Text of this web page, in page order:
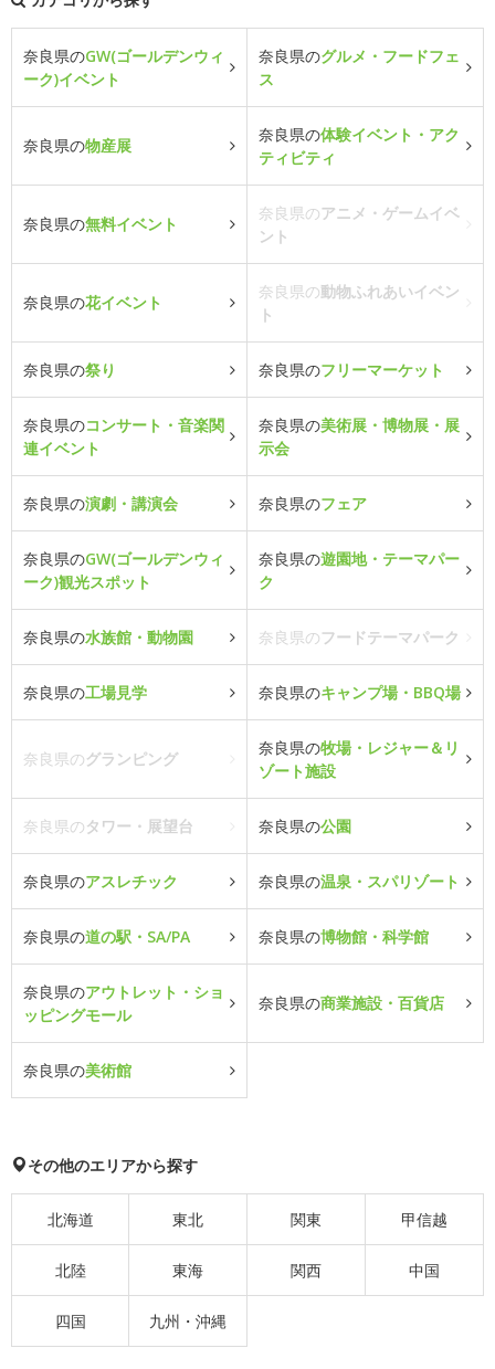
奈良県のGW(ゴールデンウィ
ーク)イベント
奈良県のグルメ・フードフェ
ス
奈良県の物産展
奈良県の体験イベント・アク
ティビティ
奈良県の無料イベント
奈良県のアニメ・ゲームイベ
ント
奈良県の花イベント
奈良県の動物ふれあいイベン
ト
奈良県の祭り 奈良県のフリーマーケット
奈良県のコンサート・音楽関
連イベント
奈良県の美術展・博物展・展
示会
奈良県の演劇・講演会 奈良県のフェア
奈良県のGW(ゴールデンウィ
ーク)観光スポット
奈良県の遊園地・テーマパー
ク
奈良県の水族館・動物園 奈良県のフードテーマパーク
奈良県の工場見学 奈良県のキャンプ場・BBQ場
奈良県のグランピング
奈良県の牧場・レジャー＆リ
ゾート施設
奈良県のタワー・展望台 奈良県の公園
奈良県のアスレチック 奈良県の温泉・スパリゾート
奈良県の道の駅・SA/PA 奈良県の博物館・科学館
奈良県のアウトレット・ショ
ッピングモール
奈良県の商業施設・百貨店
奈良県の美術館
その他のエリアから探す
北海道 東北 関東 甲信越
北陸 東海 関西 中国
四国 九州・沖縄